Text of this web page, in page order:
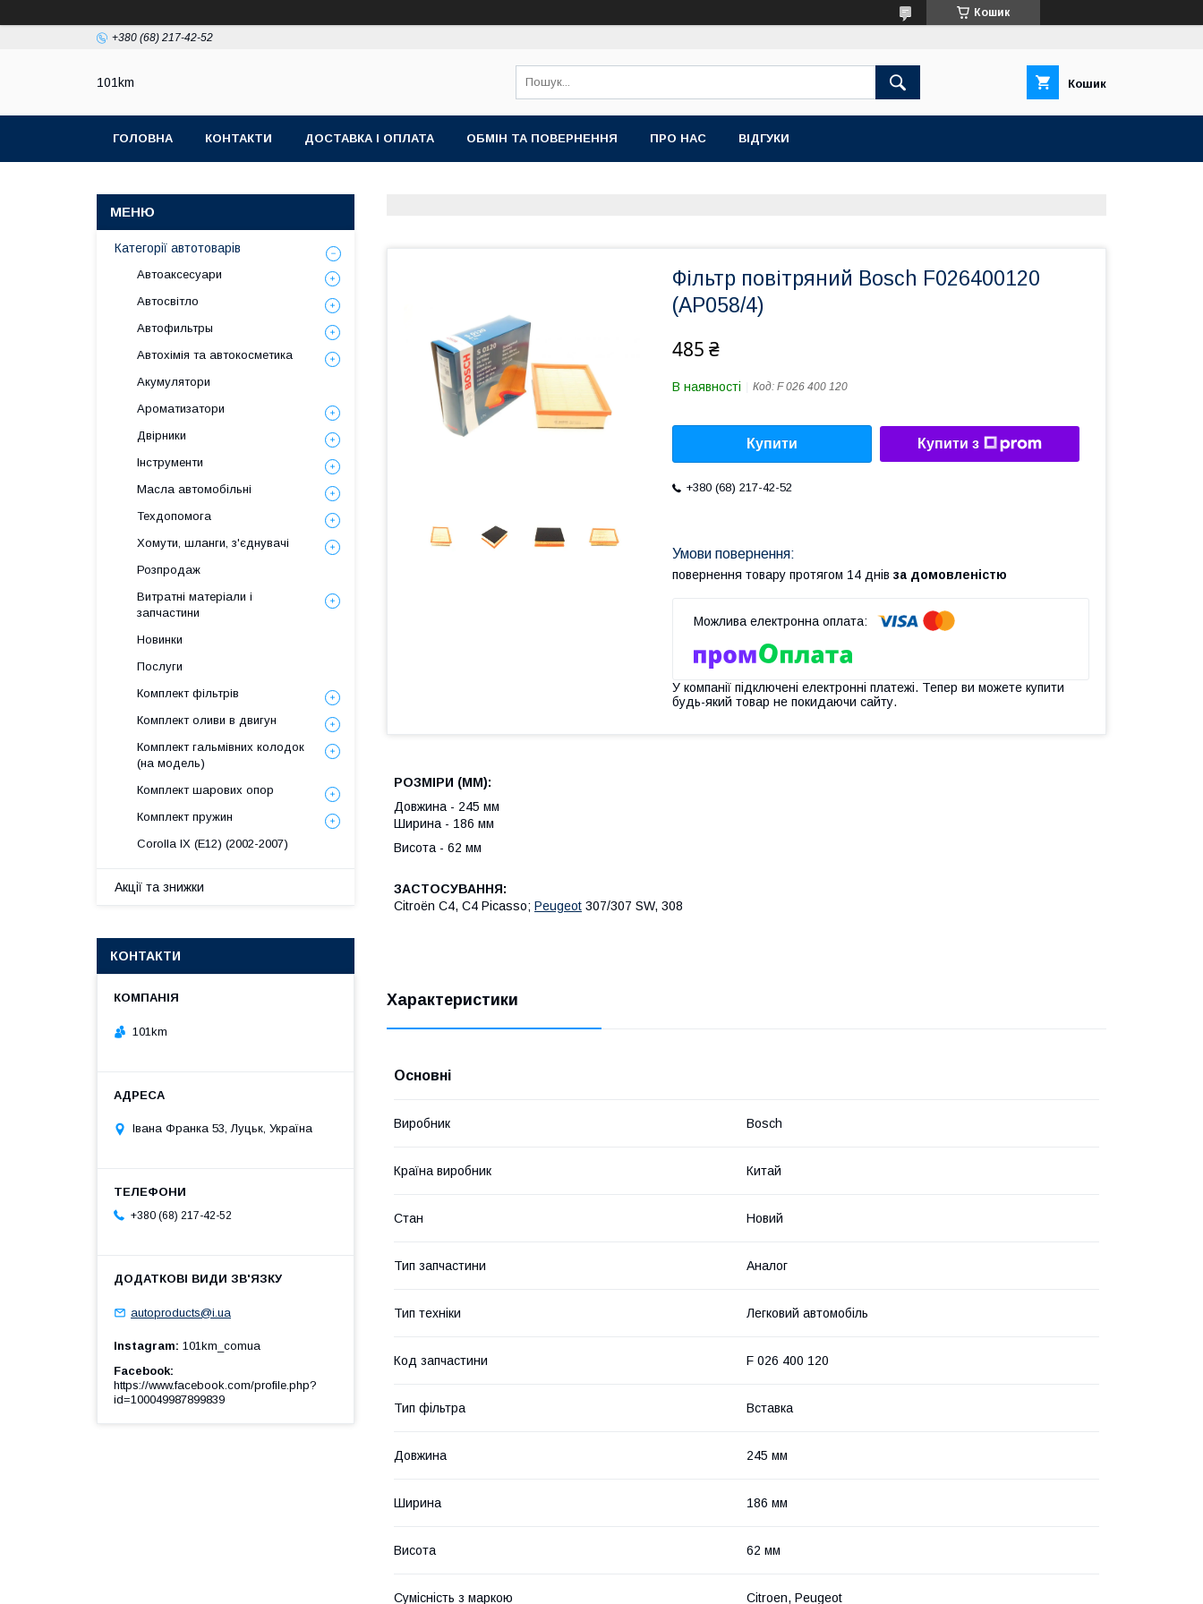
Кошик
+380 (68) 217-42-52
101km Кошик
ГОЛОВНА КОНТАКТИ ДОСТАВКА І ОПЛАТА ОБМІН ТА ПОВЕРНЕННЯ ПРО НАС ВІДГУКИ
Фільтр повітряний Bosch F026400120
(AP058/4)
485 ₴
В наявності Код: F 026 400 120
Купити Купити з
+380 (68) 217-42-52
повернення товару протягом 14 днів за домовленістю
У компанії підключені електронні платежі. Тепер ви можете купити
будь-який товар не покидаючи сайту.
РОЗМІРИ (MM):
Довжина - 245 мм
Ширина - 186 мм
Висота - 62 мм
ЗАСТОСУВАННЯ:
Citroën C4, C4 Picasso; Peugeot 307/307 SW, 308
Характеристики
Основні
Виробник Bosch
Країна виробник Китай
Стан Новий
Тип запчастини Аналог
Тип техніки Легковий автомобіль
Код запчастини F 026 400 120
Тип фільтра Вставка
Довжина 245 мм
Ширина 186 мм
Висота 62 мм
Сумісність з маркою Citroen, Peugeot
Категорії автотоварів
Автоаксесуари
Автосвітло
Автофильтры
Автохімія та автокосметика
Акумулятори
Ароматизатори
Двірники
Інструменти
Масла автомобільні
Техдопомога
Хомути, шланги, з'єднувачі
Розпродаж
Витратні матеріали і
запчастини
Новинки
Послуги
Комплект фільтрів
Комплект оливи в двигун
Комплект гальмівних колодок
(на модель)
Комплект шарових опор
Комплект пружин
Corolla IX (E12) (2002-2007)
Акції та знижки
КОНТАКТИ
101km
Івана Франка 53, Луцьк, Україна
+380 (68) 217-42-52
autoproducts@i.ua
Instagram 101km_comua
Facebook
https://www.facebook.com/profile.php?
id=100049987899839